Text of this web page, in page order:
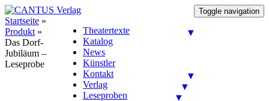
Toggle navigation
Theatertexte
Katalog
News
Künstler
Kontakt
Verlag
Leseproben
Startseite »
Produkt »
Das Dorf-
Jubiläum –
Leseprobe